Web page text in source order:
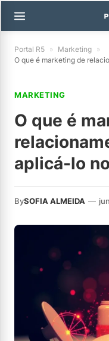
Portal R5 » Marketing »
O que é marketing de
MARKETING
O que é
aplicá-lo
BySOFIA ALMEIDA —